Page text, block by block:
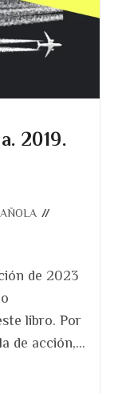
2019.
de 2023
libro. Por
de acción,…